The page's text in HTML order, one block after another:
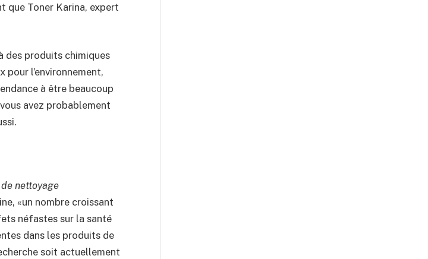
que Toner Karina, expert
des produits chimiques
pour l’environnement,
à être beaucoup
avez probablement
nettoyage
«un nombre croissant
néfastes sur la santé
dans les produits de
soit actuellement